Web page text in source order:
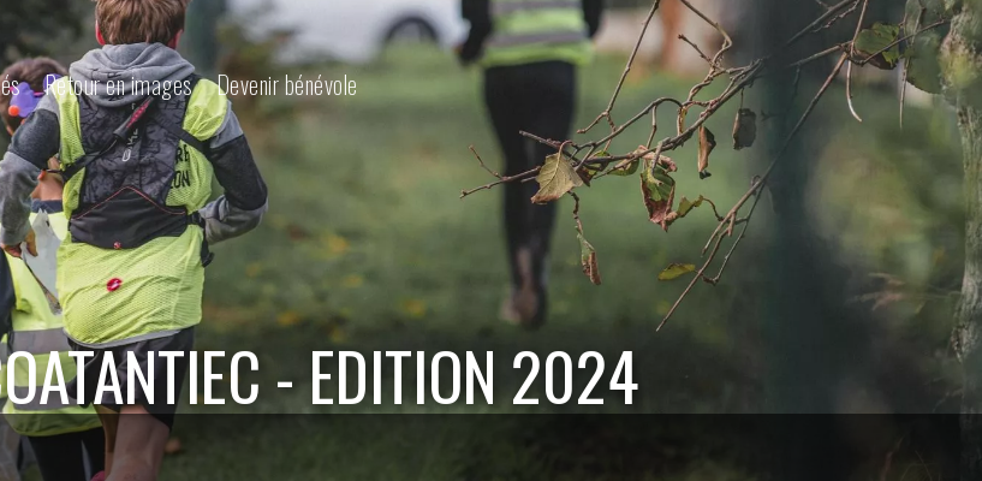
Retour en images Devenir bénévole
- EDITION 2024